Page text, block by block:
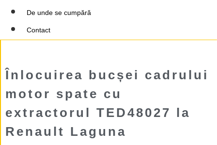
De unde se cumpără
Contact
Înlocuirea bucșei cadrului
motor spate cu
extractorul TED48027 la
Renault Laguna